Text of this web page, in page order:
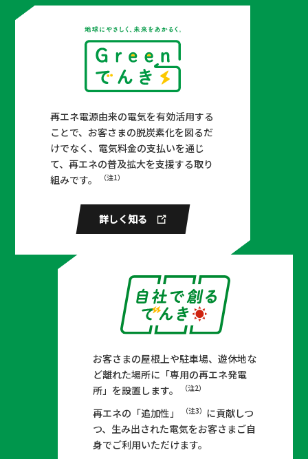
ニチアス × 中部電力ミライズ
#自社で創るでんき #オフサイトPPA
住友電装 × 住友理工 × 中部電力
ミライズ
#自社で創るでんき #オフサイトPPA
トヨタ自動車 × 中部電力ミライ
ズ
#省エネソリューション #開発一体型ソ
リューション #自社で創るでんき #オフ
サイトPPA #環境推進最優秀賞
中津川市 × 中津川商工会議所 × 中津川北商工
会 × 中部電力ミライズ
#まちづくり #ゼロカーボンシティ実現に向けた連携協定
#自社で創るでんき #オンサイトPPA #EV
スズキ × 中部電力ミライズ
#自社で創るでんき #オンサイトPPA #
オフサイトPPA #余剰融通
アイゼン × イオインダストリー
× 遠州 × キャタラー × クラベ
（まついれな）
1991年7月27日生
役者、作家。2008年デビュー。
ドラ「まんぷく」「エール」、大河ドラマ「どう
する家康」、「仮想儀礼」（NHK BS）など。
2019年に初の単行本「カモフラージュ」（集英
再エネ電源由来の電気を有効活用する
ことで、お客さまの脱炭素化を図るだ
けでなく、電気料金の支払いを通じ
て、再エネの普及拡大を支援する取り
組みです。
（注1）
詳しく知る
お客さまの屋根上や駐車場、遊休地な
ど離れた場所に「専用の再エネ発電
所」を設置します。
（注2）
再エネの「追加性」 （注3） に貢献しつ
つ、生み出された電気をお客さまご自
身でご利用いただけます。